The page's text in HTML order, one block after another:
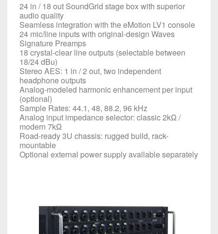
24 in / 18 out SoundGrid stage box with superior
audio quality
Seamless integration with theeMotion LV1 console
24 mic/line inputs with original-design Waves
Signature Preamps
18 crystal-clear line outputs (selectable between
18/24 dBu)
Stereo AES: 1 in / 2 out, two independent
headphone outputs
Analog-modeled harmonic enhancement per input
(optional)
Sample Rates: 44.1, 48, 88.2, 96 kHz
Analog input impedance selector: classic 2kΩ /
modern 7kΩ
Road-ready 3U chassis: rugged build, rack-
mountable
Optional external power supplyavailable separately